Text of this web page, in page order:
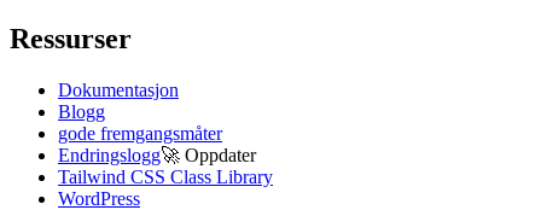
Ressurser
Dokumentasjon
Blogg
gode fremgangsmåter
Endringslogg🚀 Oppdater
Tailwind CSS Class Library
WordPress